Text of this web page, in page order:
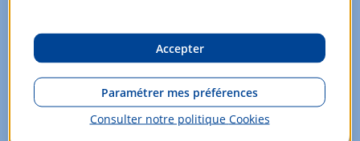
Appartements - du 3 au 4 pièces
FONTAINE LES DIJON
Accepter
Paramétrer mes préférences
Consulter notre politique Cookies